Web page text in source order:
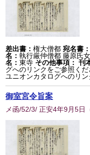
差出書：権大僧都 宛名書：
名：執行厳仲僧都 藤原氏
名：東寺 その他事項： 刊
グへのリンクをご参照くだ
ユニオンカタログへのリン
御室宮令旨案
メ函/52/3/ 正安4年9月5日